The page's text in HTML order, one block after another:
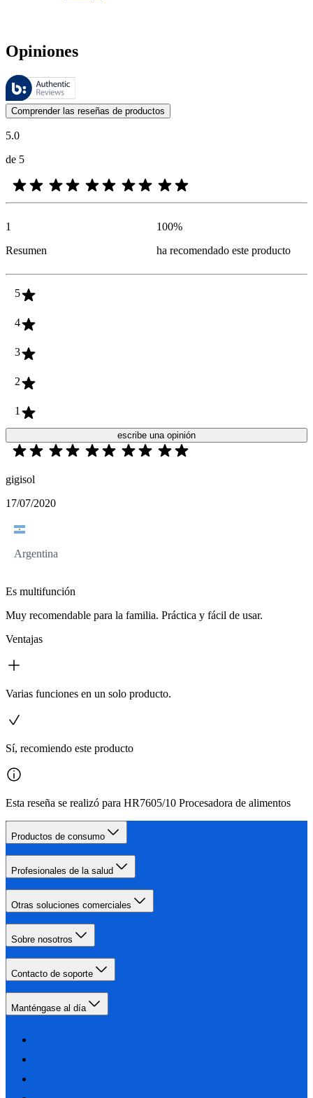
Opiniones
Estas reseñas las gestiona Bazaarvoice y cumplen con la política de
Las opiniones de los clientes en forma de reseñas de productos y
Comprender las reseñas de productos
5.0
de 5
1
Resumen
100%
ha recomendado este producto
5
4
3
2
1
escribe una opinión
gigisol
17/07/2020
Argentina
Es multifunción
Muy recomendable para la familia. Práctica y fácil de usar.
Ventajas
Varias funciones en un solo producto.
Sí, recomiendo este producto
Esta reseña se realizó para HR7605/10 Procesadora de alimentos
Productos de consumo
Profesionales de la salud
Otras soluciones comerciales
Sobre nosotros
Contacto de soporte
Manténgase al día